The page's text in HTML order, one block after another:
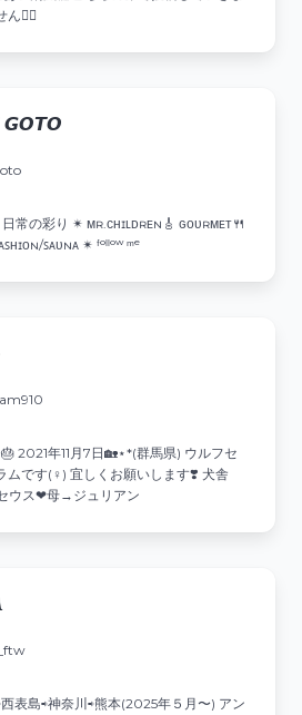
🙅‍♀️
𝙂𝙊𝙏𝙊
常の彩り ✴︎ ᴍʀ.ᴄʜɪʟᴅʀᴇɴ🎸 ɢᴏᴜʀᴍᴇᴛ🍴
ꜱᴀᴜɴᴀ ✴︎ ᶠᵒˡˡᵒʷ ᵐᵉ
2021年11月7日🏡⋆*(群馬県) ウルフセ
ムです(♀) 宜しくお願いします❣️ 犬舎
ウス❤︎母→ジュリアン
表島⇨神奈川⇨熊本(2025年５月〜) アン